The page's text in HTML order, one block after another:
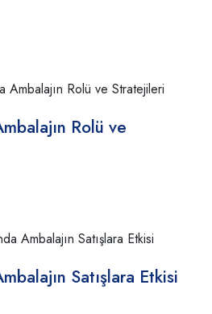
Rolü ve
Satışlara Etkisi